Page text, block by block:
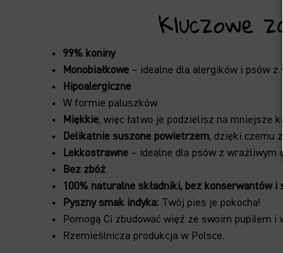
Kluczowe
99% koniny
Monobiałkowe– idealne dla alergików i psów z
Hipoalergiczne
W formie paluszków
M iękkie, więc łatwo je podzielisz na mniejsze
Delikatnie suszone powietrzem, dzięki czemu
Lekkostrawne – idealne dla psów z wrażliwym
Bez zbóż
100% naturalne składniki, bez konserwantów i
Pyszny smak indyka:Twój pies je pokocha!
Pomogą Ci zbudować więź ze swoim pupilem i
Rzemieślnicza produkcja w Polsce.